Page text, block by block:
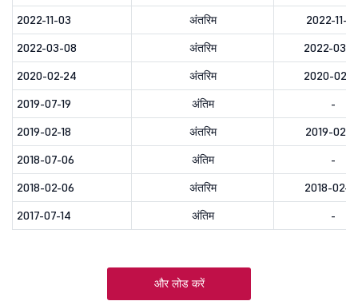
2022-11-03
अंतरिम
2022-11-
2022-03-08
अंतरिम
2022-03-
2020-02-24
अंतरिम
2020-02-
2019-07-19
अंतिम
-
2019-02-18
अंतरिम
2019-02-
2018-07-06
अंतिम
-
2018-02-06
अंतरिम
2018-02-
2017-07-14
अंतिम -
और लोड करें